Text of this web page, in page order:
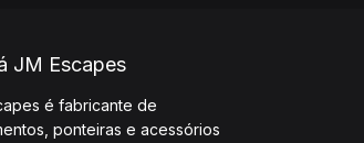
JM Escapes
é fabricante de
ponteiras e acessórios